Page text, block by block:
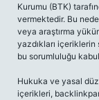
Kurumu (BTK)
vermektedir. Bu
veya araştırma
yazdıkları
bu sorumluluğu
Hukuka ve yasal
içerikleri,